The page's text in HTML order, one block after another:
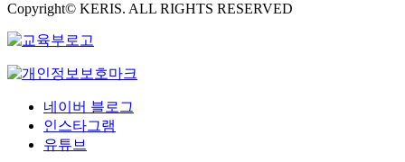
Copyright© KERIS. ALL RIGHTS RESERVED
네이버 블로그
인스타그램
유튜브